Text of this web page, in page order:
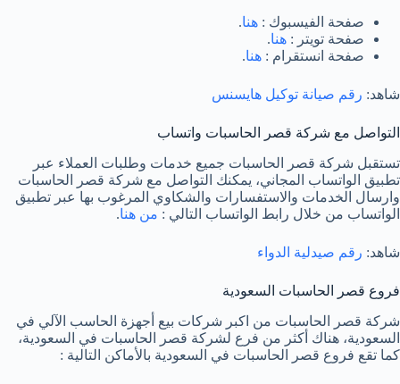
صفحة الفيسبوك : هنا.
صفحة تويتر : هنا.
صفحة انستقرام : هنا.
شاهد: رقم صيانة توكيل هايسنس
التواصل مع شركة قصر الحاسبات واتساب
تستقبل شركة قصر الحاسبات جميع خدمات وطلبات العملاء عبر
تطبيق الواتساب المجاني، يمكنك التواصل مع شركة قصر الحاسبات
وارسال الخدمات والاستفسارات والشكاوي المرغوب بها عبر تطبيق
الواتساب من خلال رابط الواتساب التالي : من هنا.
شاهد: رقم صيدلية الدواء
فروع قصر الحاسبات السعودية
شركة قصر الحاسبات من اكبر شركات بيع أجهزة الحاسب الآلي في
السعودية، هناك أكثر من فرع لشركة قصر الحاسبات في السعودية،
كما تقع فروع قصر الحاسبات في السعودية بالأماكن التالية :